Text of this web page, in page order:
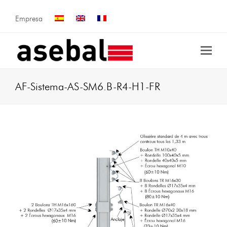
Empresa
AF-Sistema-AS-SM6.B-R4-H1-FR